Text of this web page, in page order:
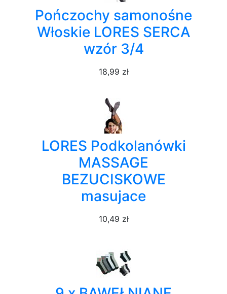
Pończochy samonośne
Włoskie LORES SERCA
wzór 3/4
18,99 zł
LORES Podkolanówki
MASSAGE
BEZUCISKOWE
masujace
10,49 zł